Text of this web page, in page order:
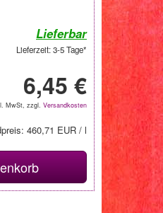
Lieferbar
Lieferzeit: 3-5 Tage*
6,45 €
MwSt, zzgl. Versandkosten
460,71 EUR / l